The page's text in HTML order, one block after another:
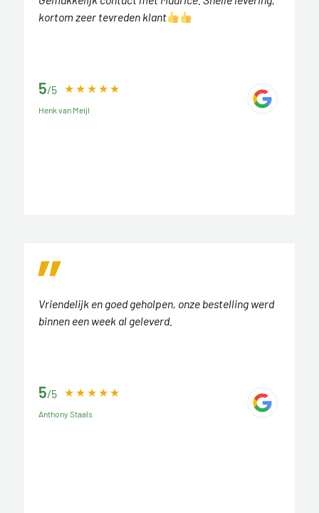
kortom zeer tevreden klant
5/5
Henk van Meijl
Vriendelijk en goed geholpen, onze bestelling werd
binnen een week al geleverd.
5/5
Anthony Staals